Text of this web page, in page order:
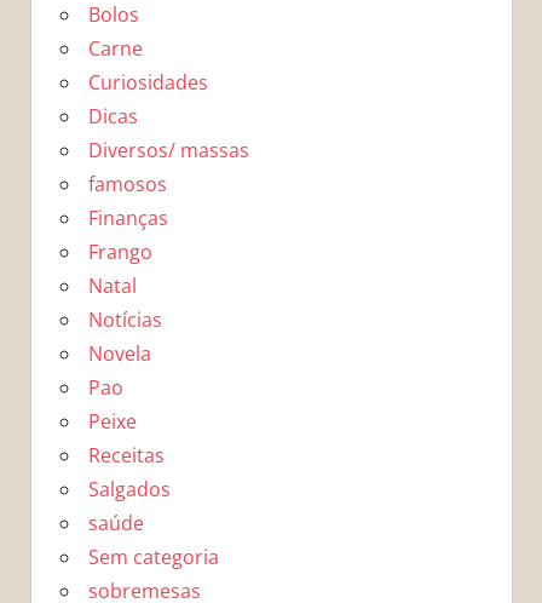
Bolos
Carne
Curiosidades
Dicas
Diversos/ massas
famosos
Finanças
Frango
Natal
Notícias
Novela
Pao
Peixe
Receitas
Salgados
saúde
Sem categoria
sobremesas